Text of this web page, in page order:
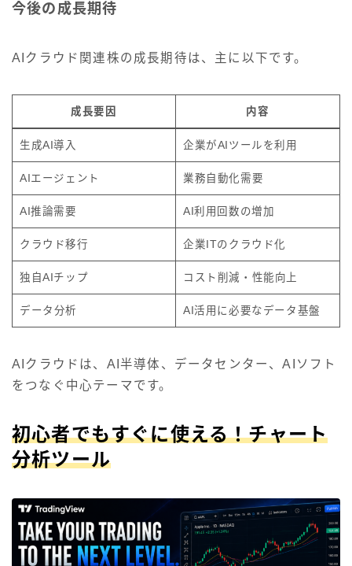
今後の成長期待
AIクラウド関連株の成長期待は、主に以下です。
成長要因 内容
生成AI導入 企業がAIツールを利用
AIエージェント 業務自動化需要
AI推論需要 AI利用回数の増加
クラウド移行 企業ITのクラウド化
独自AIチップ コスト削減・性能向上
データ分析 AI活用に必要なデータ基盤
AIクラウドは、AI半導体、データセンター、AIソフト
をつなぐ中心テーマです。
初心者でもすぐに使える！チャート
分析ツール